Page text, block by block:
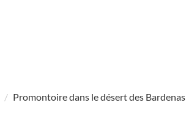
Promontoire dans le désert des Bardenas